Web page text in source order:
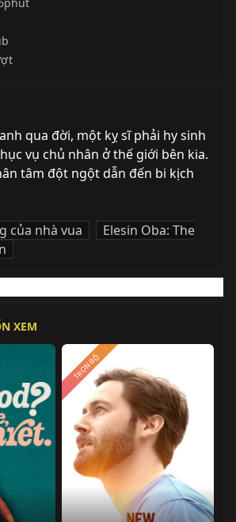
qua đời, một kỵ sĩ phải hy sinh
vụ chủ nhân ở thế giới bên kia.
tâm đột ngột dẫn đến bi kịch
của nhà vua ,
Elesin Oba: The
XEM
TRỌN BỘ